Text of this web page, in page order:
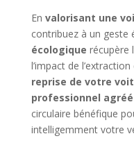
En valorisant une
contribuez à un geste
écologique récupère
l’impact de l’extraction
reprise de votre
professionnel agréé
circulaire bénéfique
intelligemment votre